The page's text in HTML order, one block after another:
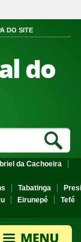
DO SITE
do
da Cachoeira
Tabatinga
Eirunepé
Tefé